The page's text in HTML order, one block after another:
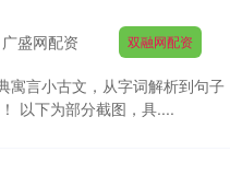
广盛网配资 双融网配资
寓言小古文，从字词解析到句子
以下为部分截图，具....